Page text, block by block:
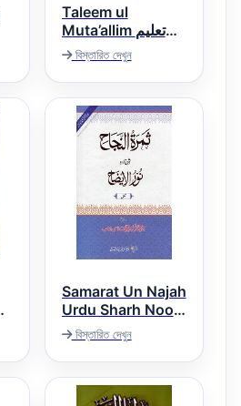
Taleem ul
Muta’allim تعلیم
المتعلم
বিস্তারিত দেখুন
Samarat Un Najah
Urdu Sharh Noor
ul Eizah ثمرۃ
النجاح اردو شرح نور
الایضاح
বিস্তারিত দেখুন